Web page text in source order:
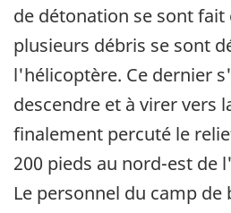
de détonation se sont fait
plusieurs débris se sont
l'hélicoptère. Ce dernier
descendre et à virer vers
finalement percuté le
200 pieds au nord-est de
Le personnel du camp de